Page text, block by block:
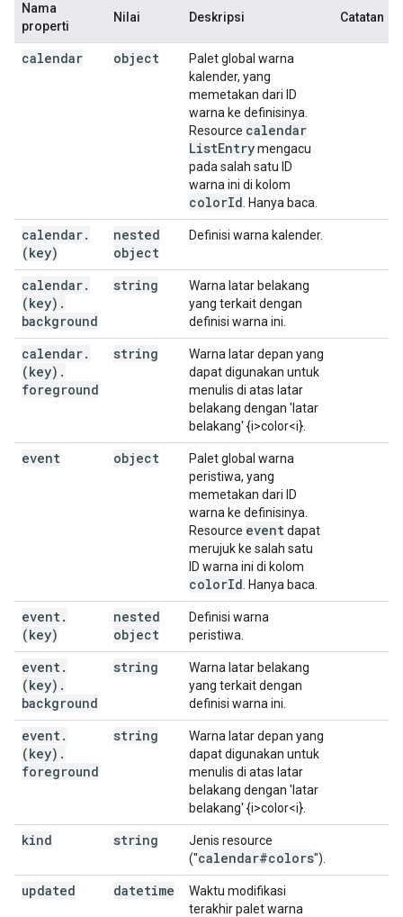
Nama
properti
Nilai Deskripsi Catatan
calendar object
Palet global warna
kalender, yang
memetakan dari ID
warna ke definisinya.
Resource calendar
ListEntrymengacu
pada salah satu ID
warna ini di kolom
colorId . Hanya baca.
calendar.
(key)
nested
object
Definisi warna kalender.
calendar.
(key) .
background
string
Warna latar belakang
yang terkait dengan
definisi warna ini.
calendar.
(key) .
foreground
string
Warna latar depan yang
dapat digunakan untuk
menulis di atas latar
belakang dengan 'latar
belakang' {i>color<i}.
event object
Palet global warna
peristiwa, yang
memetakan dari ID
warna ke definisinya.
Resource eventdapat
merujuk ke salah satu
ID warna ini di kolom
colorId . Hanya baca.
event.
(key)
nested
object
Definisi warna
peristiwa.
event.
(key) .
background
string
Warna latar belakang
yang terkait dengan
definisi warna ini.
event.
(key) .
foreground
string
Warna latar depan yang
dapat digunakan untuk
menulis di atas latar
belakang dengan 'latar
belakang' {i>color<i}.
kind string
Jenis resource
("calendar#colors").
updated datetime
Waktu modifikasi
terakhir palet warna